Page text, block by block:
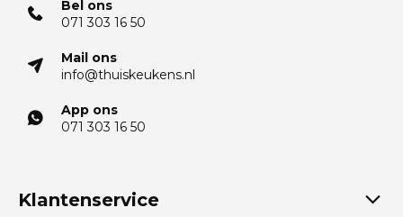
Bel ons
071 303 16 50
Mail ons
info@thuiskeukens.nl
App ons
071 303 16 50
Klantenservice